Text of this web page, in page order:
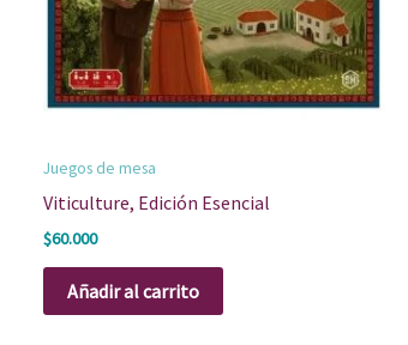
Juegos de mesa
Viticulture, Edición Esencial
$60.000
Añadir al carrito